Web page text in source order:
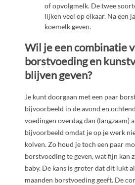
of opvolgmelk. De twee
lijken veel op elkaar. Na een
koemelk geven.
Wil je een combinatie
borstvoeding en
blijven geven?
Je kunt doorgaan met een paar
bijvoorbeeld in de avond en
voedingen overdag dan (langzaam)
bijvoorbeeld omdat je op je werk
kolven. Zo houd je toch een paar
borstvoeding te geven, wat fijn kan
baby. De kans is groter dat dit lukt
maanden borstvoeding geeft. De